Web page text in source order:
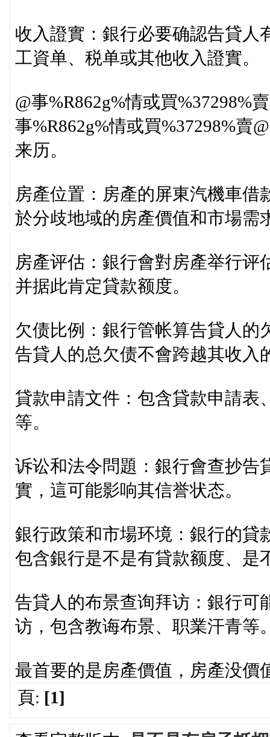
收入證實：銀行必要确認告貸人
工資单、税单或其他收入證實。
@事%R862g%情或買%37298%
事%R862g%情或買%37298%賣
来历。
房產位置：房產的屏東汽機車借
於分歧地域的房產價值和市場需
房產评估：銀行會對房產举行评
并据此肯定貸款额度。
欠债比例：銀行管帐算告貸人的
告貸人的总欠债不會跨越其收入
貸款申請文件：包含貸款申請表
等。
诉讼和法令問題：銀行會查抄告
實，這可能影响其信誉状态。
銀行政策和市場环境：銀行的貸
包含銀行是不是有貸款额度、是
告貸人的布景查询拜访：銀行可
访，包含教诲布景、职業汗青等
最首要的是房產價值，房產没價
頁: [1]